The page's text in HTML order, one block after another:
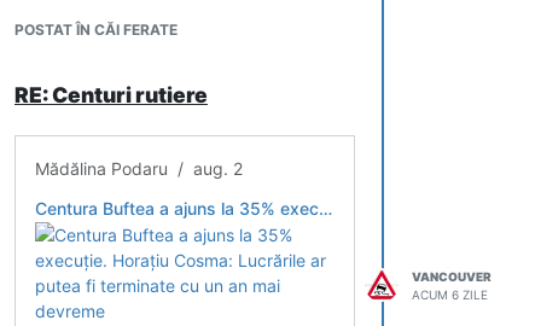
Feroviară (ARF) a anunțat că o echipă
ARF și ai producătorului francez
POSTAT ÎN CĂI FERATE
RE: Centuri rutiere
Mădălina Podaru / aug. 2
Centura Buftea a ajuns la 35% execuție. Horațiu Cosma: Lucrările ar putea fi terminate cu un an mai devreme
VANCOUVER
ACUM 6 ZILE